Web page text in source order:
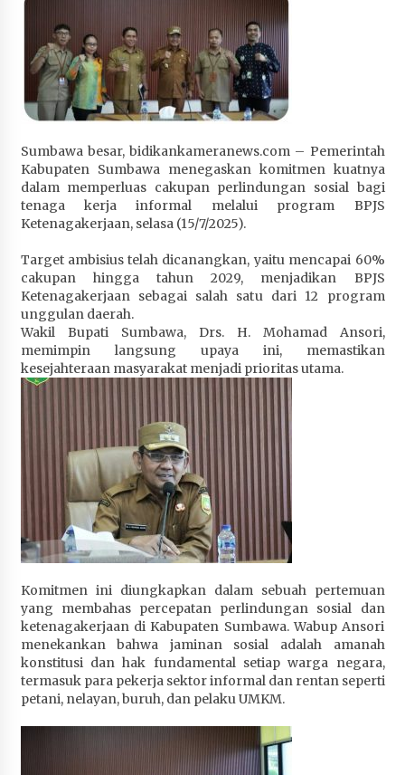
4 minggu ago
Sekretaris Bapperida, Dwi Rahayu, ST,. MM,.
Pimpin Rakor Aksi Konvergensi Percepatan
Penurunan Stunting di Sumbawa
4 minggu ago
Wabup Ansori Apresiasi Rekomendasi dan
Pandangan Fraksi – Fraksi DPRD Sumbawa
4 minggu ago
Cabor yang Akan Berjuang pada PORPROV XII
NTB 2026
4 minggu ago
BAZNAS Kabupaten Sumbawa Salurkan Bantuan
Program 100 Mustahik Per Desa di Desa Teluk
Santong
4 minggu ago
Dosen UTS Siap Kembangkan Inovasi Lewat
Pelatihan PDPP 2026 Bali
4 minggu ago
Terapkan “Polantas Menyapa”, Satlantas Polres
Sumbawa Berupaya Wujudkan Pelayanan
Kepolisian yang Profesional
4 minggu ago
Capaian Program Pemerintah Kabupaten
Sumbawa Terus Dirasakan Masyarakat
4 minggu ago
‎Sumbawa besar, bidikankameranews.com – Pemerintah
Kabupaten Sumbawa menegaskan komitmen kuatnya
dalam memperluas cakupan perlindungan sosial bagi
tenaga kerja informal melalui program BPJS
Ketenagakerjaan, selasa (15/7/2025).
Target ambisius telah dicanangkan, yaitu mencapai 60%
cakupan hingga tahun 2029, menjadikan BPJS
Ketenagakerjaan sebagai salah satu dari 12 program
unggulan daerah.
Wakil Bupati Sumbawa, Drs. H. Mohamad Ansori,
memimpin langsung upaya ini, memastikan
kesejahteraan masyarakat menjadi prioritas utama.
‎Komitmen ini diungkapkan dalam sebuah pertemuan
yang membahas percepatan perlindungan sosial dan
ketenagakerjaan di Kabupaten Sumbawa. Wabup Ansori
menekankan bahwa jaminan sosial adalah amanah
konstitusi dan hak fundamental setiap warga negara,
termasuk para pekerja sektor informal dan rentan seperti
petani, nelayan, buruh, dan pelaku UMKM.